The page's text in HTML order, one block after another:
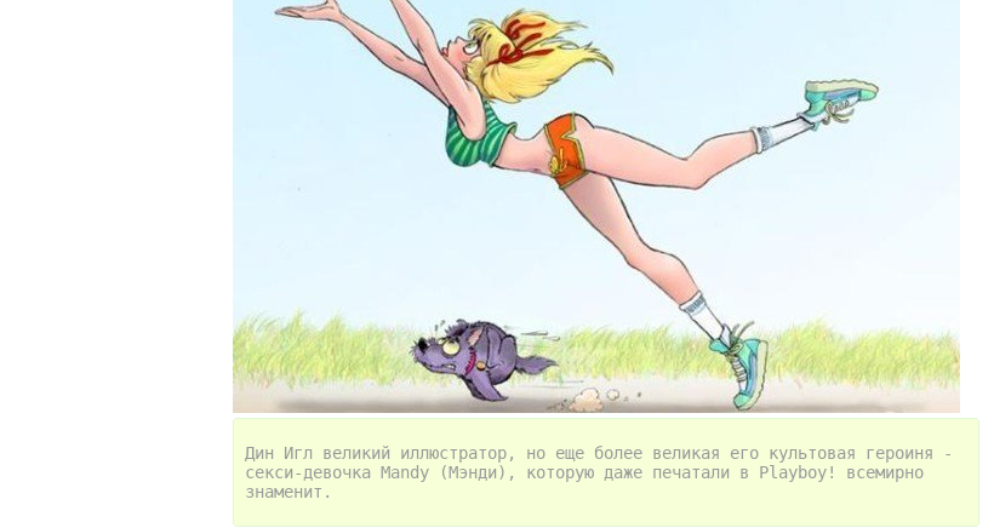
Дин Игл великий иллюстратор, но еще более великая его культовая героиня -
секси-девочка Mandy (Мэнди), которую даже печатали в Playboy! всемирно
знаменит.